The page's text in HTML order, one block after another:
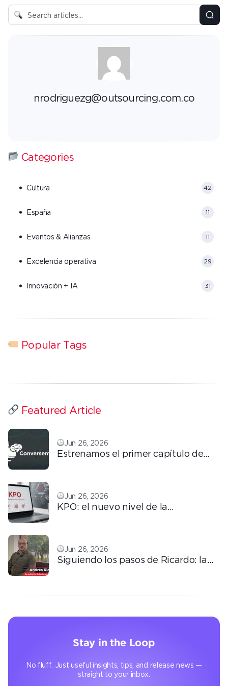
nrodriguezg@outsourcing.com.co
Categories
Cultura 42
España 11
Eventos & Alianzas 11
Excelencia operativa 29
Innovación + IA 31
Popular Tags
Featured Article
Jun 26, 2026
Estrenamos el primer capítulo de
Jun 26, 2026
KPO: el nuevo nivel de la
Jun 26, 2026
Siguiendo los pasos de Ricardo: la
Stay in the Loop
No fluff. Just useful insights, tips, and release news —
straight to your inbox.